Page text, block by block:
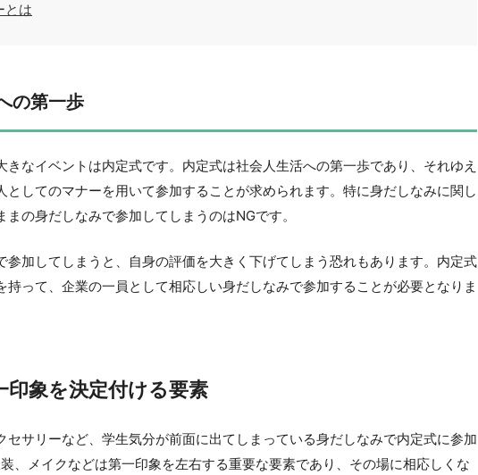
とは
の第一歩
きなイベントは内定式です。内定式は社会人生活への第一歩であり、それゆえ
としてのマナーを用いて参加することが求められます。特に身だしなみに関し
の身だしなみで参加してしまうのはNGです。
参加してしまうと、自身の評価を大きく下げてしまう恐れもあります。内定式
持って、企業の一員として相応しい身だしなみで参加することが必要となりま
象を決定付ける要素
セサリーなど、学生気分が前面に出てしまっている身だしなみで内定式に参加
、メイクなどは第一印象を左右する重要な要素であり、その場に相応しくな